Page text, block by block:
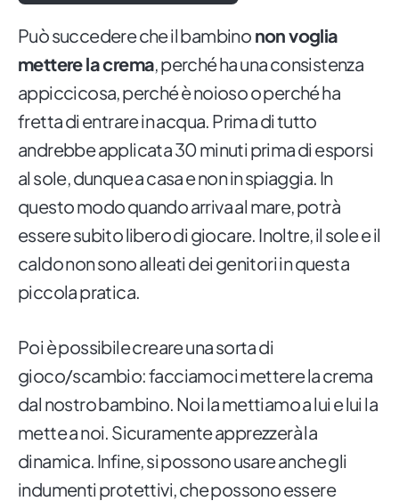
Può succedere che il bambino non voglia
mettere la crema, perché ha una consistenza
appiccicosa, perché è noioso o perché ha
fretta di entrare in acqua. Prima di tutto
andrebbe applicata 30 minuti prima di esporsi
al sole, dunque a casa e non in spiaggia. In
questo modo quando arriva al mare, potrà
essere subito libero di giocare. Inoltre, il sole e il
caldo non sono alleati dei genitori in questa
piccola pratica.
Poi è possibile creare una sorta di
gioco/scambio: facciamoci mettere la crema
dal nostro bambino. Noi la mettiamo a lui e lui la
mette a noi. Sicuramente apprezzerà la
dinamica. Infine, si possono usare anche gli
indumenti protettivi, che possono essere